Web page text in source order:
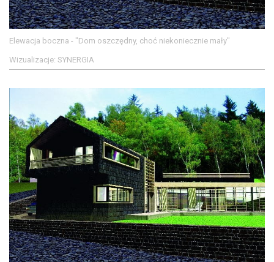
Elewacja boczna - "Dom oszczędny, choć niekoniecznie mały"
Wizualizacje: SYNERGIA